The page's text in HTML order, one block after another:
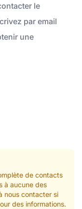
le
par email
une
de contacts
à aucune des
nous contacter si
des informations.